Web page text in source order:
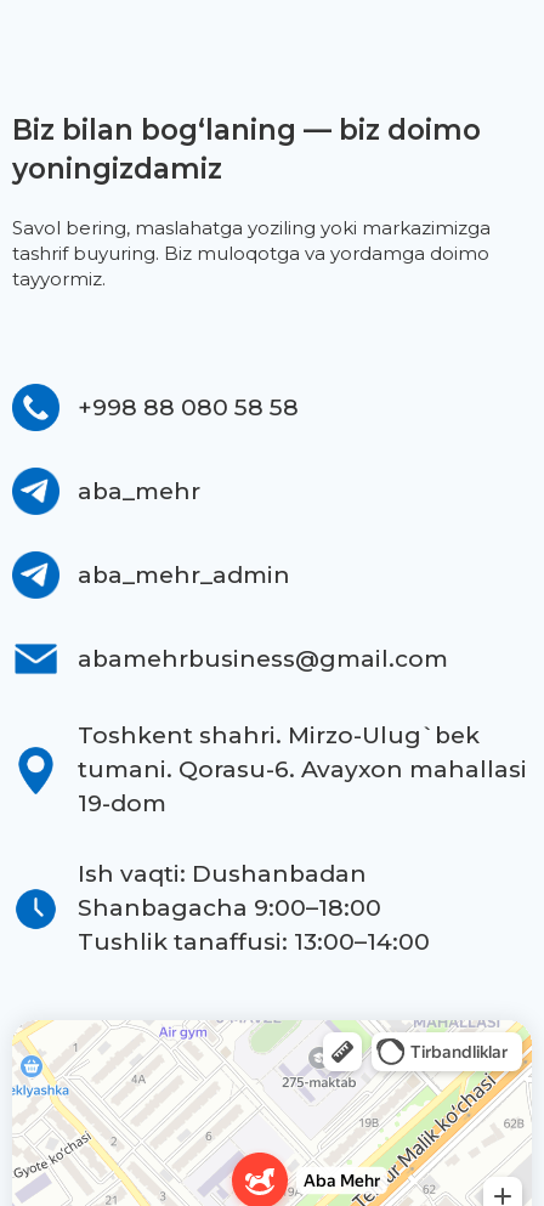
Biz bilan bog‘laning — biz doimo
yoningizdamiz
Savol bering, maslahatga yoziling yoki markazimizga
tashrif buyuring. Biz muloqotga va yordamga doimo
tayyormiz.
+998 88 080 58 58
aba_mehr
aba_mehr_admin
abamehrbusiness@gmail.com
Toshkent shahri. Mirzo-Ulug`bek
tumani. Qorasu-6. Avayxon mahallasi
19-dom
Ish vaqti: Dushanbadan
Shanbagacha 9:00–18:00
Tushlik tanaffusi: 13:00–14:00